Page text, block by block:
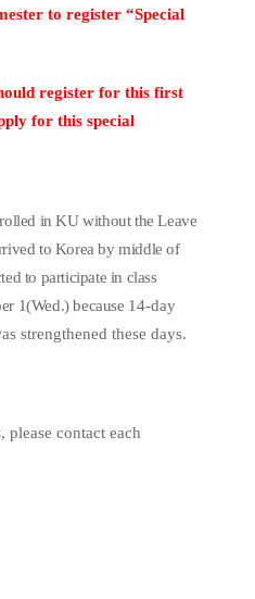
to register “Special
register for this first
for this special
in KU without the Leave
to Korea by middle of
to participate in class
1(Wed.) because 14-day
strengthened these days.
please contact each